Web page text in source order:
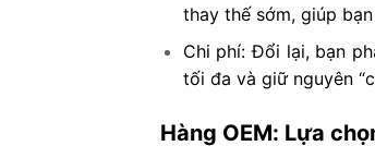
thay thế sớm, giúp
Chi phí: Đổi lại, bạn
tối đa và giữ nguyên
Hàng OEM: Lựa